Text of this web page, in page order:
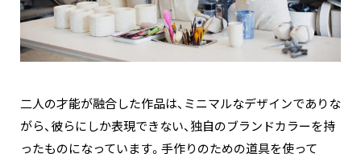
二人の才能が融合した作品は、ミニマルなデザインでありな
がら、彼らにしか表現できない、独自のブランドカラーを持
ったものになっています。手作りのための道具を使って